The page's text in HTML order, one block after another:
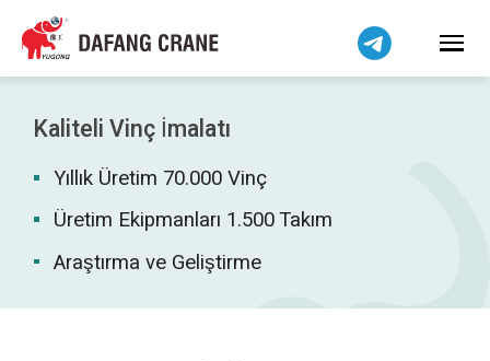
Kaliteli Vinç İmalatı
Yıllık Üretim 70.000 Vinç
Üretim Ekipmanları 1.500 Takım
Araştırma ve Geliştirme
Bahasa Indonesia
Bahasa Melayu
Tiếng Việt
简体中文
فارسی
Pilipino
اردو